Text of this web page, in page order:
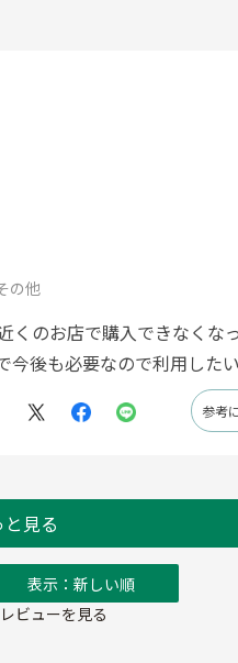
の他
くのお店で購入できなくな
後も必要なので利用したい
参考
と見る
表示：新しい順
ビューを見る